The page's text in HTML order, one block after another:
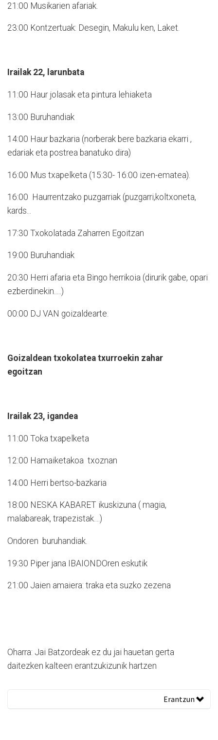
21:00 Musikarien afariak.
23:00 Kontzertuak: Desegin, Makulu ken, Laket.
Irailak 22, larunbata
11:00 Haur jolasak eta pintura lehiaketa
13:00 Buruhandiak
14:00 Haur bazkaria (norberak bere bazkaria ekarri ,
edariak eta postrea banatuko dira)
16:00 Mus txapelketa (15:30- 16:00 izen-ematea).
16:00 Haurrentzako puzgarriak (puzgarri,koltxoneta,
kards...
17:30 Txokolatada Zaharren Egoitzan
19:00 Buruhandiak
20:30 Herri afaria eta Bingo herrikoia (dirurik gabe, opari
ezberdinekin.....)
00:00 DJ VAN goizaldearte.
Goizaldean txokolatea txurroekin zahar
egoitzan
Irailak 23, igandea
11:00 Toka txapelketa
12:00 Hamaiketakoa txoznan
14:00 Herri bertso-bazkaria
18:00 NESKA KABARET ikuskizuna ( magia,
malabareak, trapezistak....)
Ondoren buruhandiak.
19:30 Piper jana IBAIONDOren eskutik
21:00 Jaien amaiera: traka eta suzko zezena
Oharra: Jai Batzordeak ez du jai hauetan gerta
daitezken kalteen erantzukizunik hartzen
Erantzun